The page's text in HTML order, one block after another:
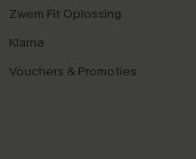
Zwem Fit Oplossing
Klarna
Vouchers & Promoties